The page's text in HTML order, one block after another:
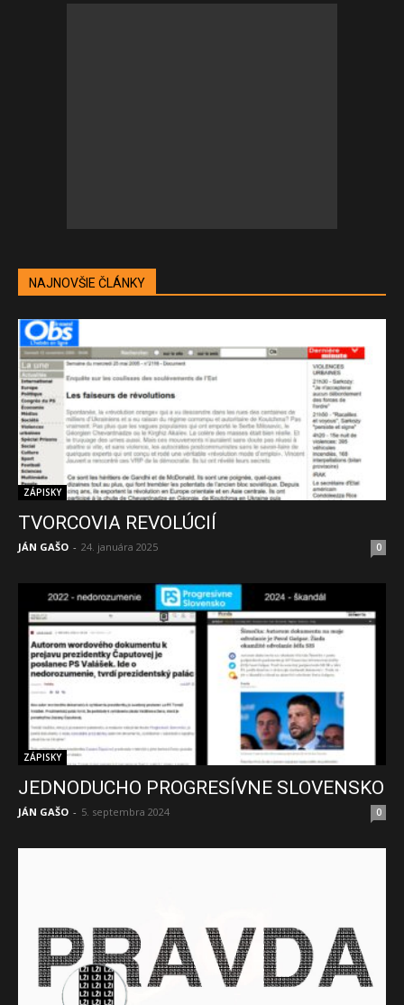
NAJNOVŠIE ČLÁNKY
ZÁPISKY
TVORCOVIA REVOLÚCIÍ
JÁN GAŠO - 24. januára 2025 0
ZÁPISKY
JEDNODUCHO PROGRESÍVNE SLOVENSKO
JÁN GAŠO - 5. septembra 2024 0